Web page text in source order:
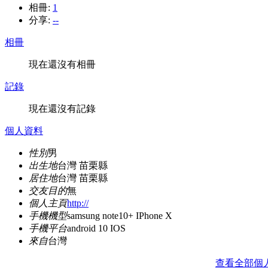
相冊: 1
分享: --
相冊
現在還沒有相冊
記錄
現在還沒有記錄
個人資料
性別男
出生地台灣 苗栗縣
居住地台灣 苗栗縣
交友目的無
個人主頁http://
手機機型samsung note10+ IPhone X
手機平台android 10 IOS
來自台灣
查看全部個